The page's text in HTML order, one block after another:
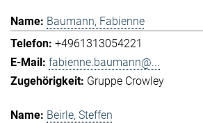
Baumann, Fabienne
+4961313054221
fabienne.baumann@...
Gruppe Crowley
Beirle, Steffen